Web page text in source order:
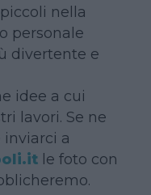
nella
personale
divertente e
idee a cui
lavori. Se ne
inviarci a
le foto con